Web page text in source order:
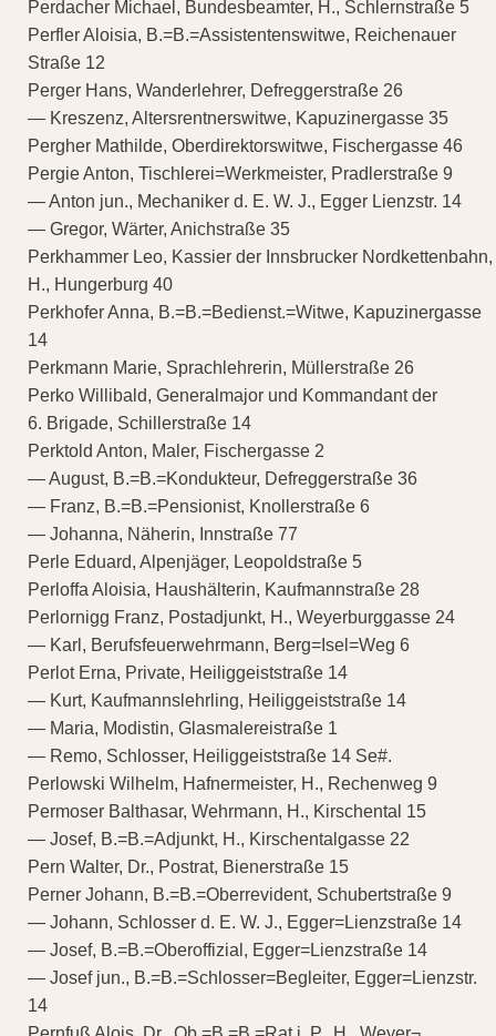
Perdacher Michael, Bundesbeamter, H., Schlernstraße 5
Perfler Aloisia, B.=B.=Assistentenswitwe, Reichenauer
Straße 12
Perger Hans, Wanderlehrer, Defreggerstraße 26
— Kreszenz, Altersrentnerswitwe, Kapuzinergasse 35
Pergher Mathilde, Oberdirektorswitwe, Fischergasse 46
Pergie Anton, Tischlerei=Werkmeister, Pradlerstraße 9
— Anton jun., Mechaniker d. E. W. J., Egger Lienzstr. 14
— Gregor, Wärter, Anichstraße 35
Perkhammer Leo, Kassier der Innsbrucker Nordkettenbahn,
H., Hungerburg 40
Perkhofer Anna, B.=B.=Bedienst.=Witwe, Kapuzinergasse
14
Perkmann Marie, Sprachlehrerin, Müllerstraße 26
Perko Willibald, Generalmajor und Kommandant der
6. Brigade, Schillerstraße 14
Perktold Anton, Maler, Fischergasse 2
— August, B.=B.=Kondukteur, Defreggerstraße 36
— Franz, B.=B.=Pensionist, Knollerstraße 6
— Johanna, Näherin, Innstraße 77
Perle Eduard, Alpenjäger, Leopoldstraße 5
Perloffa Aloisia, Haushälterin, Kaufmannstraße 28
Perlornigg Franz, Postadjunkt, H., Weyerburggasse 24
— Karl, Berufsfeuerwehrmann, Berg=Isel=Weg 6
Perlot Erna, Private, Heiliggeiststraße 14
— Kurt, Kaufmannslehrling, Heiliggeiststraße 14
— Maria, Modistin, Glasmalereistraße 1
— Remo, Schlosser, Heiliggeiststraße 14 Se#.
Perlowski Wilhelm, Hafnermeister, H., Rechenweg 9
Permoser Balthasar, Wehrmann, H., Kirschental 15
— Josef, B.=B.=Adjunkt, H., Kirschentalgasse 22
Pern Walter, Dr., Postrat, Bienerstraße 15
Perner Johann, B.=B.=Oberrevident, Schubertstraße 9
— Johann, Schlosser d. E. W. J., Egger=Lienzstraße 14
— Josef, B.=B.=Oberoffizial, Egger=Lienzstraße 14
— Josef jun., B.=B.=Schlosser=Begleiter, Egger=Lienzstr.
14